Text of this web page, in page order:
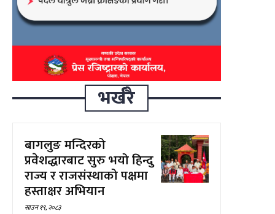
भर्खरै
बागलुङ मन्दिरको
प्रवेशद्धारबाट सुरु भयो हिन्दु
राज्य र राजसंस्थाको पक्षमा
हस्ताक्षर अभियान
साउन १९, २०८३